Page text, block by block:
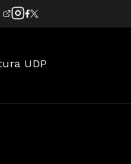
UDP